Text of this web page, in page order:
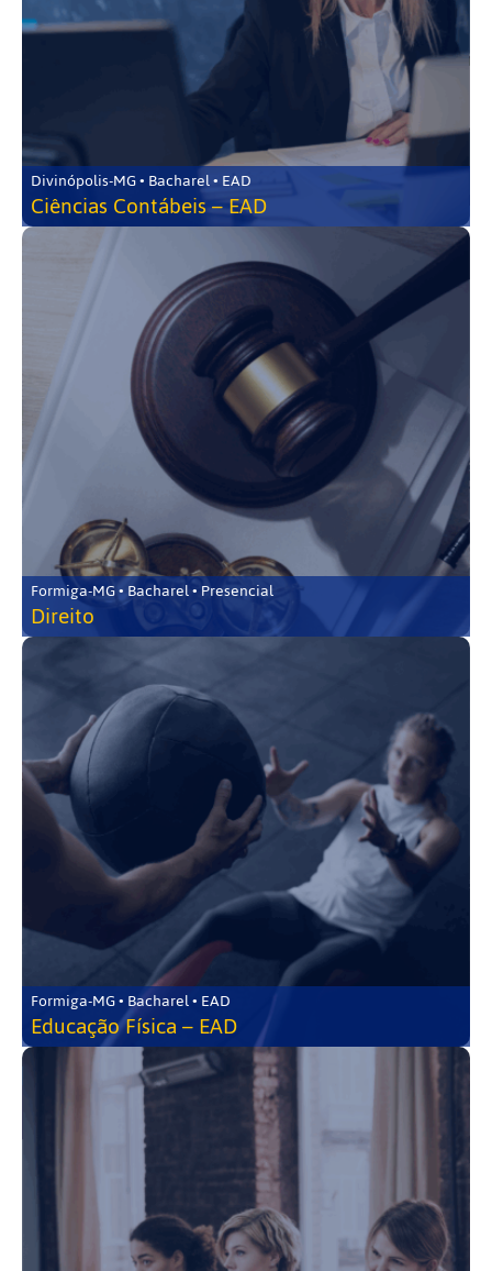
Divinópolis-MG • Bacharel • EAD
Ciências Contábeis – EAD
Formiga-MG • Bacharel • Presencial
Direito
Formiga-MG • Bacharel • EAD
Educação Física – EAD